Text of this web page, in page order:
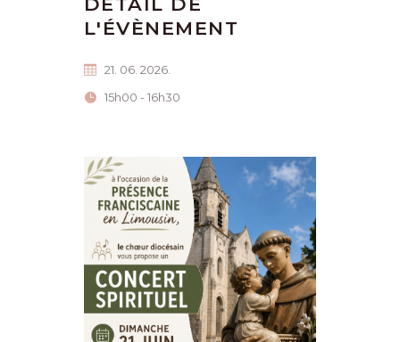
L'ÉVÈNEMENT
21. 06. 2026.
15h00 - 16h30